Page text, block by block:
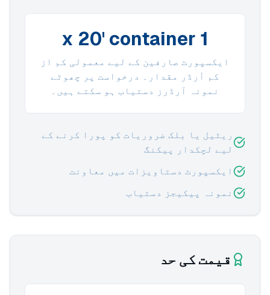
1 x 20' container
ایکسپورٹ صارفین کے لیے معمولی کم از
کم آرڈر مقدار۔ درخواست پر چھوٹے
نمونہ آرڈرز دستیاب ہو سکتے ہیں۔
ریٹیل یا بلک ضروریات کو پورا کرنے کے
لیے لچکدار پیکنگ
ایکسپورٹ دستاویزات میں معاونت
نمونہ پیکیجز دستیاب
قیمت کی حد